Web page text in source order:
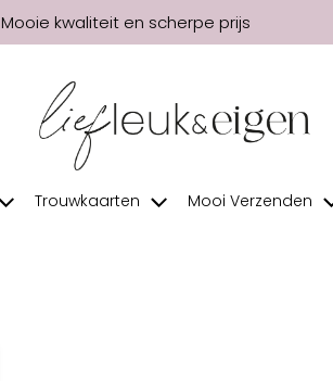
Mooie kwaliteit en scherpe prijs
Trouwkaarten Mooi Verzenden